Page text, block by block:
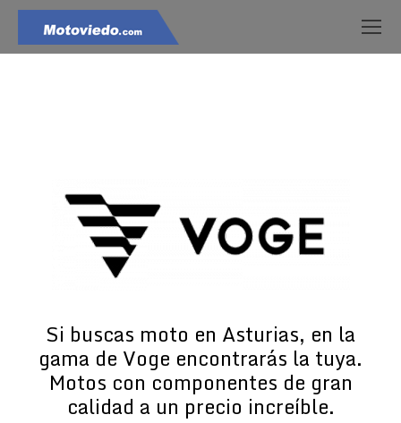
Si buscas moto en Asturias, en la
gama de Voge encontrarás la tuya.
Motos con componentes de gran
calidad a un precio increíble.